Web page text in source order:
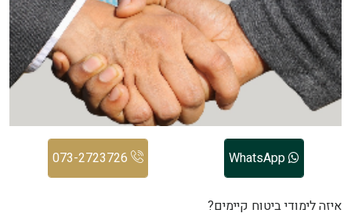
WhatsApp
איזה לימודי ביטוח קיימים?